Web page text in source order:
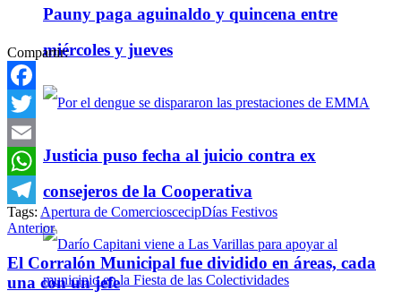
Pauny paga aguinaldo y quincena entre
miércoles y jueves
Justicia puso fecha al juicio contra ex
consejeros de la Cooperativa
Compartir:
Facebook
Twitter
Email
WhatsApp
Telegram
Tags: Apertura de ComercioscecipDías Festivos
Anterior
El Corralón Municipal fue dividido en áreas, cada
una con un jefe